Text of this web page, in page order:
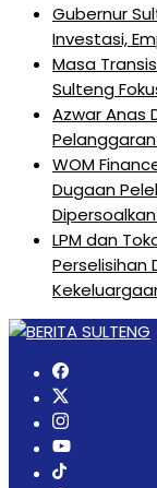
Gubernur
Investasi,
Masa
Sulteng
Azwar Anas
Pelanggaran
‎WOM
Dugaan
Dipersoalkan ‎
LPM dan
Perselisihan